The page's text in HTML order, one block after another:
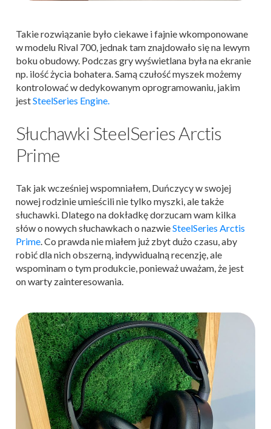
Takie rozwiązanie było ciekawe i fajnie wkomponowane
w modelu Rival 700, jednak tam znajdowało się na lewym
boku obudowy. Podczas gry wyświetlana była na ekranie
np. ilość życia bohatera. Samą czułość myszek możemy
kontrolować w dedykowanym oprogramowaniu, jakim
jestSteelSeries Engine.
Słuchawki SteelSeries Arctis
Prime
Tak jak wcześniej wspomniałem, Duńczycy w swojej
nowej rodzinie umieścili nie tylko myszki, ale także
słuchawki. Dlatego na dokładkę dorzucam wam kilka
słów o nowych słuchawkach o nazwieSteelSeries Arctis
Prime . Co prawda nie miałem już zbyt dużo czasu, aby
robić dla nich obszerną, indywidualną recenzję, ale
wspominam o tym produkcie, ponieważ uważam, że jest
on warty zainteresowania.